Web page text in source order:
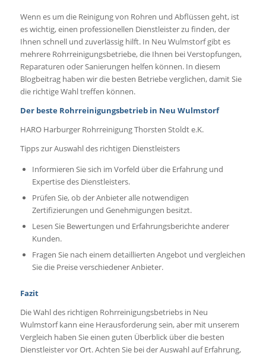
Wenn es um die Reinigung von Rohren und Abflüssen geht, ist
es wichtig, einen professionellen Dienstleister zu finden, der
Ihnen schnell und zuverlässig hilft. In Neu Wulmstorf gibt es
mehrere Rohrreinigungsbetriebe, die Ihnen bei Verstopfungen,
Reparaturen oder Sanierungen helfen können. In diesem
Blogbeitrag haben wir die besten Betriebe verglichen, damit Sie
die richtige Wahl treffen können.
Der beste Rohrreinigungsbetrieb in Neu Wulmstorf
HARO Harburger Rohrreinigung Thorsten Stoldt e.K.
Tipps zur Auswahl des richtigen Dienstleisters
Informieren Sie sich im Vorfeld über die Erfahrung und
Expertise des Dienstleisters.
Prüfen Sie, ob der Anbieter alle notwendigen
Zertifizierungen und Genehmigungen besitzt.
Lesen Sie Bewertungen und Erfahrungsberichte anderer
Kunden.
Fragen Sie nach einem detaillierten Angebot und vergleichen
Sie die Preise verschiedener Anbieter.
Fazit
Die Wahl des richtigen Rohrreinigungsbetriebs in Neu
Wulmstorf kann eine Herausforderung sein, aber mit unserem
Vergleich haben Sie einen guten Überblick über die besten
Dienstleister vor Ort. Achten Sie bei der Auswahl auf Erfahrung,